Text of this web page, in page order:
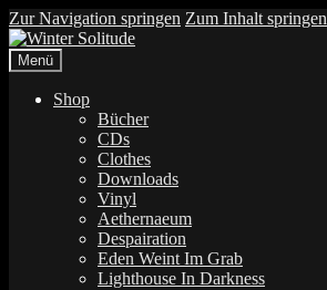
Zur Navigation springen Zum Inhalt springen
Menü
Shop
Bücher
CDs
Clothes
Downloads
Vinyl
Aethernaeum
Despairation
Eden Weint Im Grab
Lighthouse In Darkness